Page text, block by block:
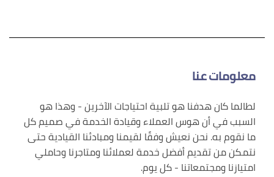
معلومات عنا
لطالما كان هدفنا هو تلبية احتياجات الآخرين - وهذا هو
السبب في أن هوس العملاء وقيادة الخدمة في صميم كل
ما نقوم به. نحن نعيش وفقًا لقيمنا ومبادئنا القيادية حتى
نتمكن من تقديم أفضل خدمة لعملائنا ومتاجرنا وحاملي
امتيازنا ومجتمعاتنا - كل يوم.